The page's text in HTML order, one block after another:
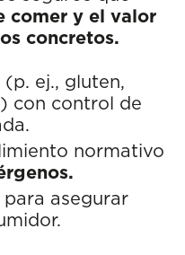
comer y el valor
concretos.
(p. ej., gluten,
con control de
normativo
para asegurar